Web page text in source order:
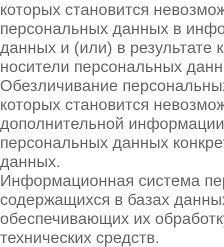
которых становится
персональных данных в
данных и (или) в результате
носители персональных
Обезличивание
которых становится
дополнительной
персональных данных
данных.
Информационная система
содержащихся в базах
обеспечивающих их
технических средств.